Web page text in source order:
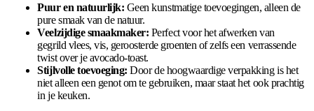
Puur en natuurlijk: Geen kunstmatige toevoegingen, alleen de
pure smaak van de natuur.
Veelzijdige smaakmaker: Perfect voor het afwerken van
gegrild vlees, vis, geroosterde groenten of zelfs een verrassende
twist over je avocado-toast.
Stijlvolle toevoeging: Door de hoogwaardige verpakking is het
niet alleen een genot om te gebruiken, maar staat het ook prachtig
in je keuken.